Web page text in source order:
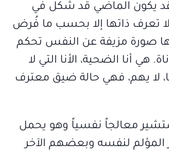
يكون الماضي قد شكل في
لا تعرف ذاتها إلا بحسب ما فُرض
صورة مزيفة عن النفس تحكم
هي أنا الضحية، الأنا التي لا
لا يهم، فهي حالة ضيق معترف
معالجاً نفسياً وهو يحمل
المؤلم لنفسه وبعضهم الآخر